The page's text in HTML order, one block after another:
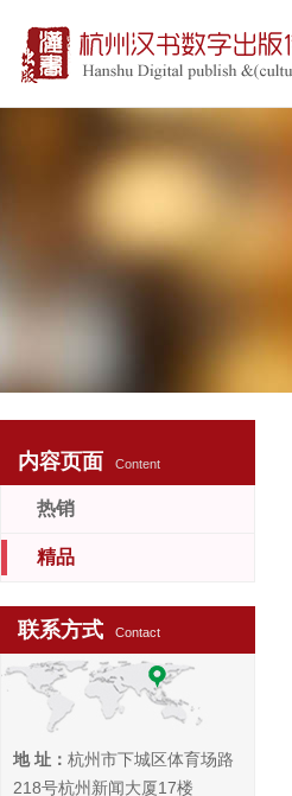
内容页面 Content
热销
精品
联系方式 Contact
地 址： 杭州市下城区体育场路
218号杭州新闻大厦17楼